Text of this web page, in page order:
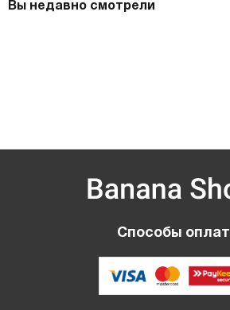
Вы недавно смотрели
Способы